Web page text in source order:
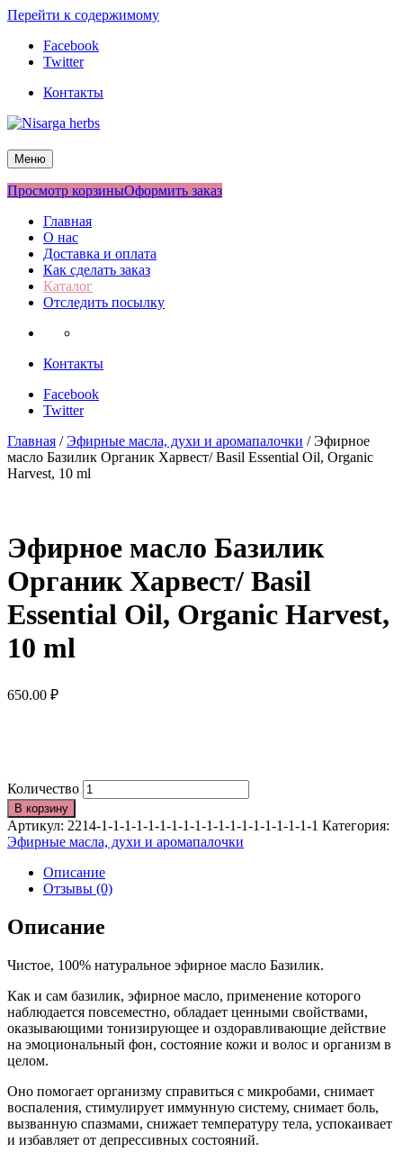
Перейти к содержимому
Facebook
Twitter
Контакты
Nisarga herbs
Меню
Просмотр корзиныОформить заказ
Главная
О нас
Доставка и оплата
Как сделать заказ
Каталог
Отследить посылку
Контакты
Facebook
Twitter
Главная /Эфирные масла, духи и аромапалочки / Эфирное
масло Базилик Органик Харвест/ Basil Essential Oil, Organic
Harvest, 10 ml
Эфирное масло Базилик
Органик Харвест/ Basil
Essential Oil, Organic Harvest,
10 ml
650.00 ₽
Количество
В корзину
Артикул: 2214-1-1-1-1-1-1-1-1-1-1-1-1-1-1-1-1-1-1-1 Категория:
Эфирные масла, духи и аромапалочки
Описание
Отзывы (0)
Описание
Чистое, 100% натуральное эфирное масло Базилик.
Как и сам базилик, эфирное масло, применение которого
наблюдается повсеместно, обладает ценными свойствами,
оказывающими тонизирующее и оздоравливающие действие
на эмоциональный фон, состояние кожи и волос и организм в
целом.
Оно помогает организму справиться с микробами, снимает
воспаления, стимулирует иммунную систему, снимает боль,
вызванную спазмами, снижает температуру тела, успокаивает
и избавляет от депрессивных состояний.